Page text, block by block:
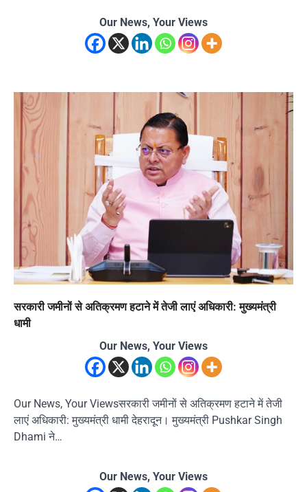
Our News, Your Views
सरकारी जमीनों से अतिक्रमण हटाने में तेजी लाएं अधिकारी: मुख्यमंत्री
धामी
Our News, Your Views
Our News, Your Viewsसरकारी जमीनों से अतिक्रमण हटाने में तेजी
लाएं अधिकारी: मुख्यमंत्री धामी देहरादून। मुख्यमंत्री Pushkar Singh
Dhami ने…
Our News, Your Views